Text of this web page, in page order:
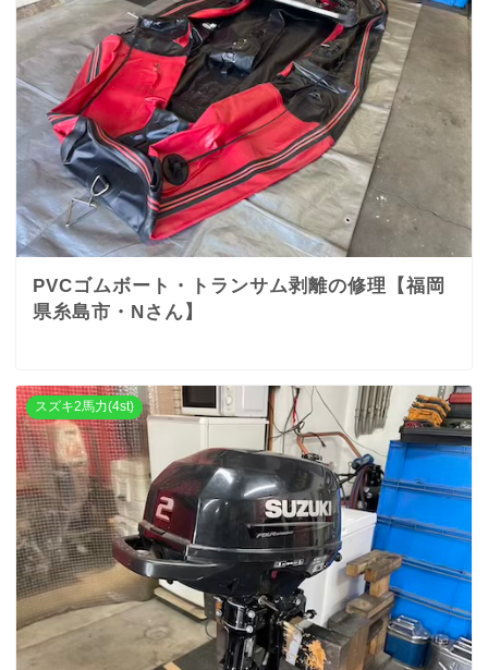
PVCゴムボート・トランサム剥離の修理【福岡
県糸島市・Nさん】
スズキ2馬力(4st)